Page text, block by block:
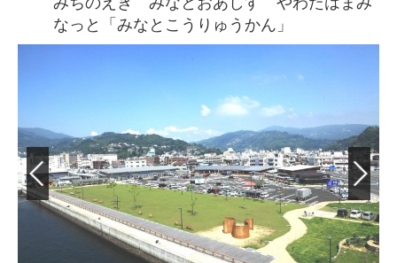
なっと「みなとこうりゅうかん」